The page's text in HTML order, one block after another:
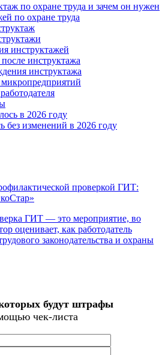
по охране труда и зачем он нужен
по охране труда
инструктажей
инструктажа
инструктажа
в 2026 году
без изменений в 2026 году
проверкой ГИТ:
ГИТ — это мероприятие, во
оценивает, как работодатель
законодательства и охраны
будут штрафы
чек-листа